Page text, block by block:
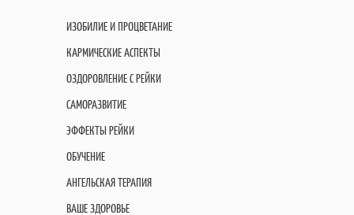
ИЗОБИЛИЕ И ПРОЦВЕТАНИЕ
КАРМИЧЕСКИЕ АСПЕКТЫ
ОЗДОРОВЛЕНИЕ С РЕЙКИ
САМОРАЗВИТИЕ
ЭФФЕКТЫ РЕЙКИ
ОБУЧЕНИЕ
АНГЕЛЬСКАЯ ТЕРАПИЯ
ВАШЕ ЗДОРОВЬЕ